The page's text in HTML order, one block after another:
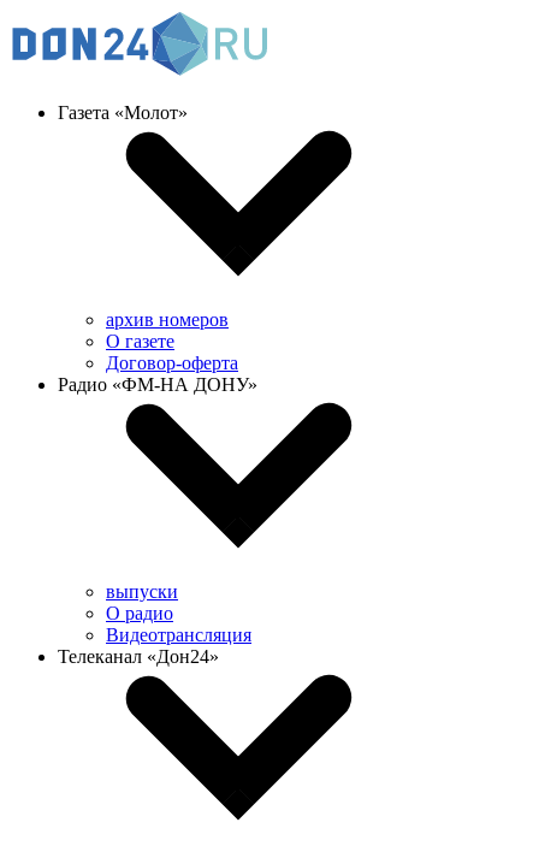
Газета «Молот»
архив номеров
О газете
Договор-оферта
Радио «ФМ-НА ДОНУ»
выпуски
О радио
Видеотрансляция
Телеканал «Дон24»